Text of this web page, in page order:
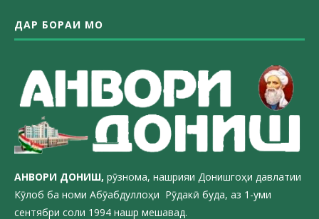
ДАР БОРАИ МО
АНВОРИ ДОНИШ, рӯзнома, нашрияи Донишгоҳи давлатии
Кӯлоб ба номи Абӯабдуллоҳи Рӯдакӣ буда, аз 1-уми
сентябри соли 1994 нашр мешавад.